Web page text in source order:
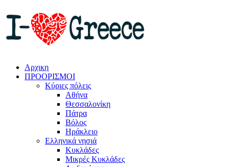
Αρχικη
ΠΡΟΟΡΙΣΜΟΙ
Κύριες πόλεις
Αθήνα
Θεσσαλονίκη
Πάτρα
Βόλος
Ηράκλειο
Ελληνικά νησιά
Κυκλάδες
Μικρές Κυκλάδες